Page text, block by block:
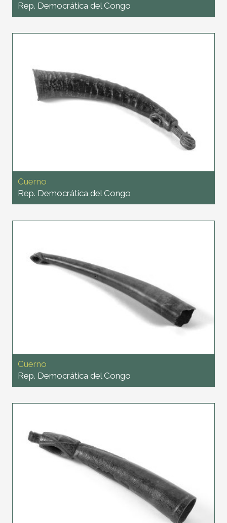
Rep. Democrática del Congo
Cuerno
Rep. Democrática del Congo
Cuerno
Rep. Democrática del Congo